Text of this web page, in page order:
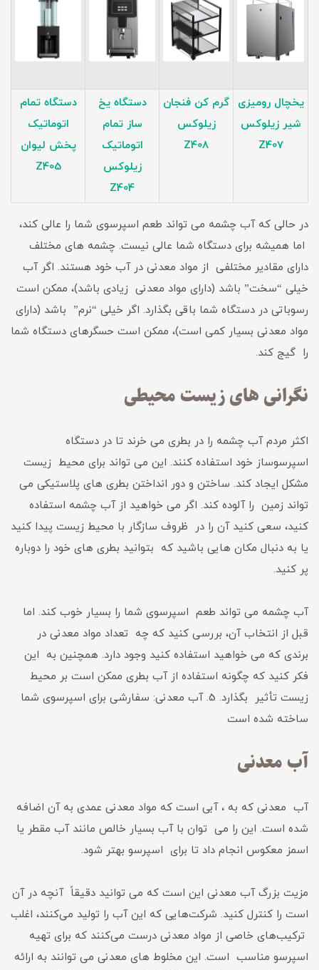
یخچال رومیزی
شیر زیلوکس
Z407
گرم کن فنجان
زیلوکس
Z408
دستگاه یخ
ساز تمام
اتوماتیک
زیلوکس
Z404
دستگاه تمام
اتوماتیک
پخش لیوان
Z405
در حالی که آب چشمه می تواند طعم اسپرسوی شما را عالی کند،
اما همیشه برای دستگاه شما عالی نیست. چشمه های مختلف
دارای مقادیر مختلفی از مواد معدنی در آب خود هستند. اگر آب
خیلی “سخت” باشد (دارای مواد معدنی زیادی باشد)، ممکن است
رسوباتی در دستگاه شما باقی بگذارد. اگر خیلی “نرم” باشد (دارای
مواد معدنی بسیار کمی است)، ممکن است حسگرهای دستگاه شما
را گیج کند.
نگرانی های زیست محیطی
اکثر مردم آب چشمه را در بطری می خرند تا در دستگاه
اسپرسوساز خود استفاده کنند. این می تواند برای محیط زیست
مشکل ایجاد کند. ساختن و دور انداختن بطری های پلاستیکی می
تواند زمین را آلوده کند. اگر می خواهید از آب چشمه استفاده
کنید، سعی کنید آن را در ظروف سازگار با محیط زیست پیدا کنید
یا به دنبال مکان هایی باشید که بتوانید بطری های خود را دوباره
پر کنید.
آب چشمه می تواند طعم اسپرسوی شما را بسیار خوب کند. اما
قبل از انتخاب آن، بررسی کنید که چه تعداد مواد معدنی در
برندی که می خواهید استفاده کنید وجود دارد. همچنین به این
فکر کنید که چگونه استفاده از آب بطری ممکن است بر محیط
زیست تأثیر بگذارد. 5. آب معدنی: سفارشی برای اسپرسوی شما
ساخته شده است
آب معدنی
آب معدنی که به ، آبی است که مواد معدنی عمدی به آن اضافه
شده است. این را می توان با آب بسیار خالص مانند آب مقطر یا
اسمز معکوس انجام داد تا برای اسپرسو بهتر شود.
مزیت بزرگ آب معدنی این است که می توانید دقیقاً آنچه در آن
است را کنترل کنید. شرکت‌هایی که این آب را تولید می‌کنند، اغلب
ترکیب‌های خاصی از مواد معدنی درست می‌کنند که برای تهیه
اسپرسو مناسب است. این مخلوط های معدنی می توانند به ارائه